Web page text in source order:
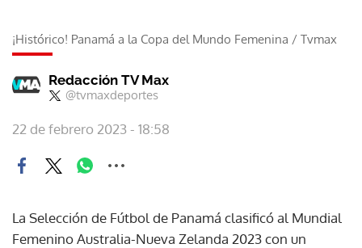
¡Histórico! Panamá a la Copa del Mundo Femenina / Tvmax
Redacción TV Max
@tvmaxdeportes
22 de febrero 2023 - 18:58
La Selección de Fútbol de Panamá clasificó al Mundial
Femenino Australia-Nueva Zelanda 2023 con un